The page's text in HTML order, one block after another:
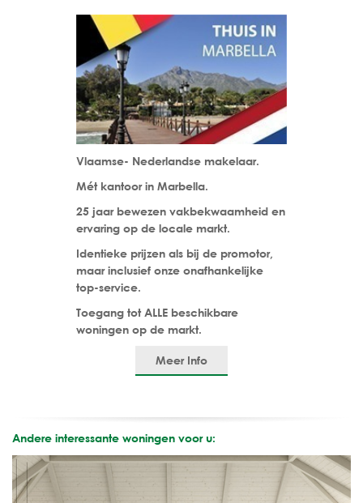
Vlaamse- Nederlandse makelaar.
Mét kantoor in Marbella.
25 jaar bewezen vakbekwaamheid en
ervaring op de locale markt.
Identieke prijzen als bij de promotor,
maar inclusief onze onafhankelijke
top-service.
Toegang tot ALLE beschikbare
woningen op de markt.
Meer Info
Andere interessante woningen voor u: